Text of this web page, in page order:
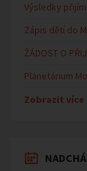
Výsledky
Zápis dětí do
ŽÁDOST O
Planetárium
Zobrazit více